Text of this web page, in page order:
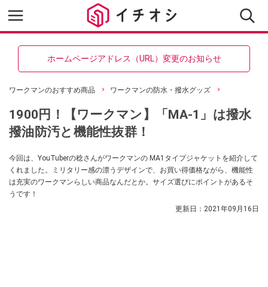
ホームページアドレス（URL）変更のお知らせ
ワークマンのおすすめ商品 ワークマンの防水・撥水グッズ
1900円！【ワークマン】「MA-1」は撥水
撥油防汚と機能性抜群！
今回は、YouTuberの稔さんがワークマンの MA1タイプジャケットを紹介して
くれました。ミリタリー感の漂うデザインで、お買い得価格ながら、機能性
は充実のワークマンらしい商品なんだとか。サイズ選びにポイントがあるそ
うです！
更新日： 2021年09月16日